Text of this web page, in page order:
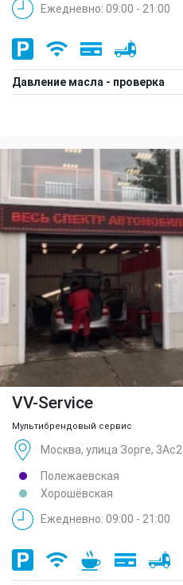
Ежедневно: 09:00 - 21:00
Давление масла - проверка
VV-Service
Мультибрендовый сервис
Москва, улица Зорге, 3Ас2
Полежаевская
Хорошёвская
Ежедневно: 09:00 - 21:00